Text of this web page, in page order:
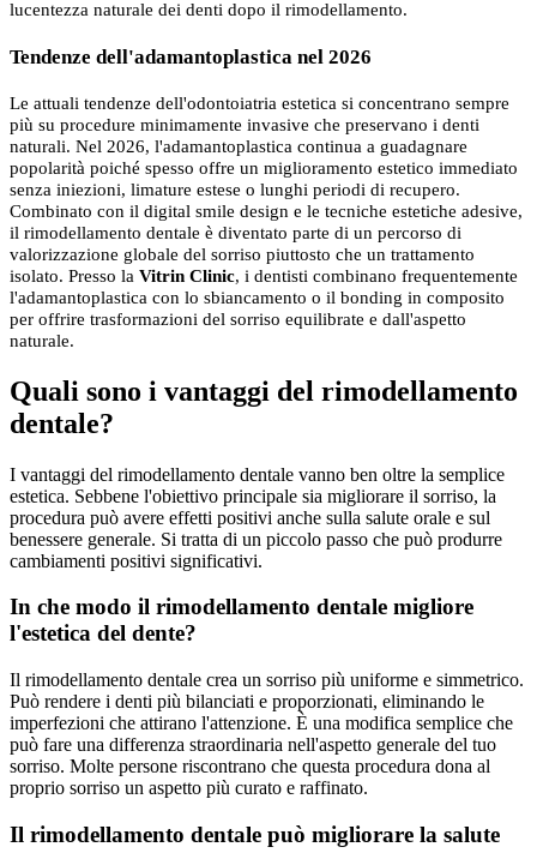
lucentezza naturale dei denti dopo il rimodellamento.
Tendenze dell'adamantoplastica nel 2026
Le attuali tendenze dell'odontoiatria estetica si concentrano sempre
più su procedure minimamente invasive che preservano i denti
naturali. Nel 2026, l'adamantoplastica continua a guadagnare
popolarità poiché spesso offre un miglioramento estetico immediato
senza iniezioni, limature estese o lunghi periodi di recupero.
Combinato con il digital smile design e le tecniche estetiche adesive,
il rimodellamento dentale è diventato parte di un percorso di
valorizzazione globale del sorriso piuttosto che un trattamento
isolato. Presso la Vitrin Clinic, i dentisti combinano frequentemente
l'adamantoplastica con lo sbiancamento o il bonding in composito
per offrire trasformazioni del sorriso equilibrate e dall'aspetto
naturale.
Quali sono i vantaggi del rimodellamento
dentale?
I vantaggi del rimodellamento dentale vanno ben oltre la semplice
estetica. Sebbene l'obiettivo principale sia migliorare il sorriso, la
procedura può avere effetti positivi anche sulla salute orale e sul
benessere generale. Si tratta di un piccolo passo che può produrre
cambiamenti positivi significativi.
In che modo il rimodellamento dentale migliore
l'estetica del dente?
Il rimodellamento dentale crea un sorriso più uniforme e simmetrico.
Può rendere i denti più bilanciati e proporzionati, eliminando le
imperfezioni che attirano l'attenzione. È una modifica semplice che
può fare una differenza straordinaria nell'aspetto generale del tuo
sorriso. Molte persone riscontrano che questa procedura dona al
proprio sorriso un aspetto più curato e raffinato.
Il rimodellamento dentale può migliorare la salute